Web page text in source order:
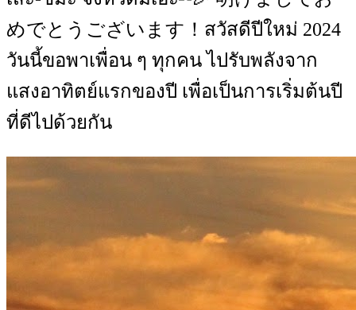
めでとうございます！สวัสดีปีใหม่ 2024
วันนี้ขอพาเพื่อน ๆ ทุกคน ไปรับพลังจาก
แสงอาทิตย์แรกของปี เพื่อเป็นการเริ่มต้นปี
ที่ดีไปด้วยกัน